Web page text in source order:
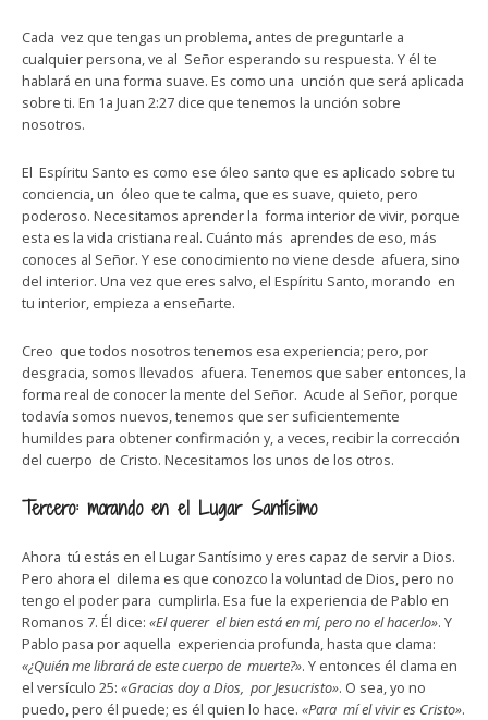
Cada vez que tengas un problema, antes de preguntarle a
cualquier persona, ve al Señor esperando su respuesta. Y él te
hablará en una forma suave. Es como una unción que será aplicada
sobre ti. En 1a Juan 2:27 dice que tenemos la unción sobre
nosotros.
El Espíritu Santo es como ese óleo santo que es aplicado sobre tu
conciencia, un óleo que te calma, que es suave, quieto, pero
poderoso. Necesitamos aprender la forma interior de vivir, porque
esta es la vida cristiana real. Cuánto más aprendes de eso, más
conoces al Señor. Y ese conocimiento no viene desde afuera, sino
del interior. Una vez que eres salvo, el Espíritu Santo, morando en
tu interior, empieza a enseñarte.
Creo que todos nosotros tenemos esa experiencia; pero, por
desgracia, somos llevados afuera. Tenemos que saber entonces, la
forma real de conocer la mente del Señor. Acude al Señor, porque
todavía somos nuevos, tenemos que ser suficientemente
humildes para obtener confirmación y, a veces, recibir la corrección
del cuerpo de Cristo. Necesitamos los unos de los otros.
Tercero: morando en el Lugar Santísimo
Ahora tú estás en el Lugar Santísimo y eres capaz de servir a Dios.
Pero ahora el dilema es que conozco la voluntad de Dios, pero no
tengo el poder para cumplirla. Esa fue la experiencia de Pablo en
Romanos 7. Él dice: «El querer el bien está en mí, pero no el hacerlo». Y
Pablo pasa por aquella experiencia profunda, hasta que clama:
«¿Quién me librará de este cuerpo de muerte?». Y entonces él clama en
el versículo 25: «Gracias doy a Dios, por Jesucristo». O sea, yo no
puedo, pero él puede; es él quien lo hace. «Para mí el vivir es Cristo».